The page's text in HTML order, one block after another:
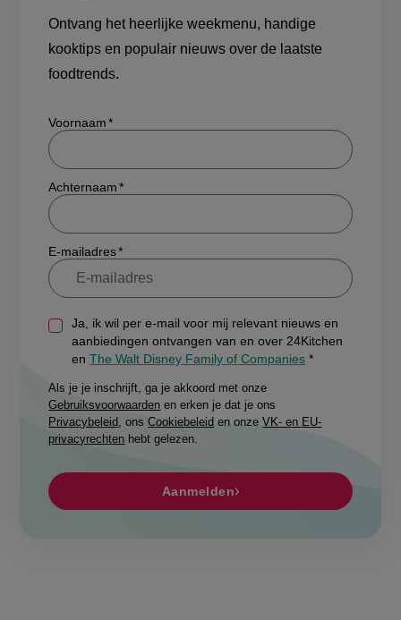
Ontvang het heerlijke weekmenu, handige
kooktips en populair nieuws over de laatste
foodtrends.
Show/hide
Voornaam
Achternaam
E-mailadres
Ja, ik wil per e-mail voor mij relevant nieuws en
aanbiedingen ontvangen van en over 24Kitchen
enThe Walt Disney Family of Companies
Als je je inschrijft, ga je akkoord met onze
Gebruiksvoorwaarden en erken je dat je ons
Privacybeleid, onsCookiebeleid en onzeVK- en EU-
privacyrechten hebt gelezen.
Aanmelden